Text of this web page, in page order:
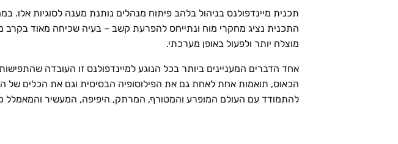
תכנית מיינדפולנס בניהול בלהב פיתוח מנהלים נותנת מענה לסוגיות
התכנית נציג מחקרי מוח ונתייחס להפרעת קשב – בעיה שכיחה מאוד בקרב
מוצלח יותר ולפעול באופן מערכתי.
אחד הדברים המעניינים ביותר בכל הנוגע למיינדפולנס זו העובדה
הכאוס, תואמות אחת לאחת גם את הפילוסופיה הבסיסית וגם את הכלים של
להתמודד עם העולם המופרע והמטורף, המרתק, היפיפה, המעשיר והמאמלל